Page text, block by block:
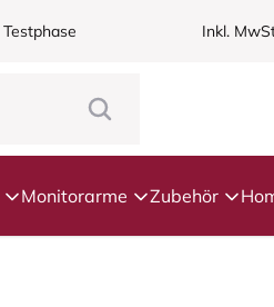
Testphase Inkl.
Monitorarme Zubehör